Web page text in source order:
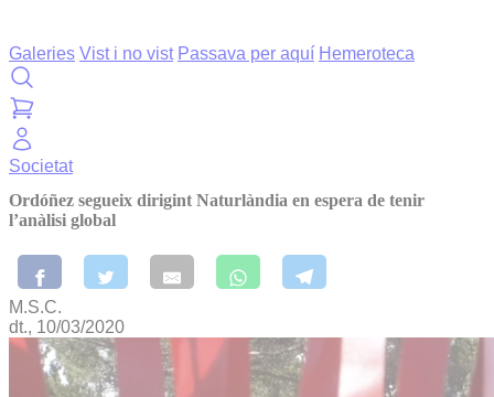
Galeries Vist i no vist Passava per aquí Hemeroteca
Societat
Ordóñez segueix dirigint Naturlàndia en espera de tenir
l’anàlisi global
M.S.C.
dt., 10/03/2020